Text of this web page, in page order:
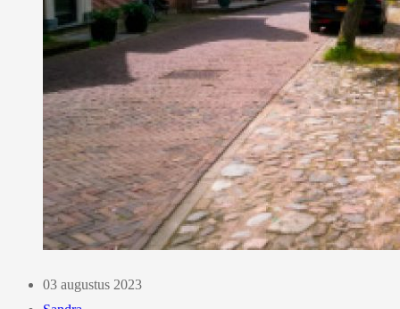
03 augustus 2023